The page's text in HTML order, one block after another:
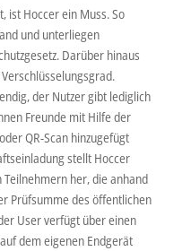
ist Hoccer ein Muss. So
und unterliegen
Darüber hinaus
der Nutzer gibt lediglich
Freunde mit Hilfe der
QR-Scan hinzugefügt
stellt Hoccer
her, die anhand
Prüfsumme des öffentlichen
User verfügt über einen
dem eigenen Endgerät